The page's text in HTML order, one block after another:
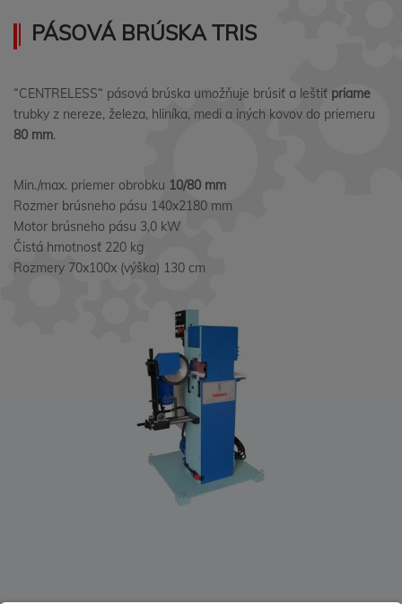
PÁSOVÁ BRÚSKA TRIS
“CENTRELESS“ pásová brúska umožňuje brúsiť a leštiť priame
trubky z nereze, železa, hliníka, medi a iných kovov do priemeru
80 mm.
Min./max. priemer obrobku 10/80 mm
Rozmer brúsneho pásu 140x2180 mm
Motor brúsneho pásu 3,0 kW
Čistá hmotnosť 220 kg
Rozmery 70x100x (výška) 130 cm